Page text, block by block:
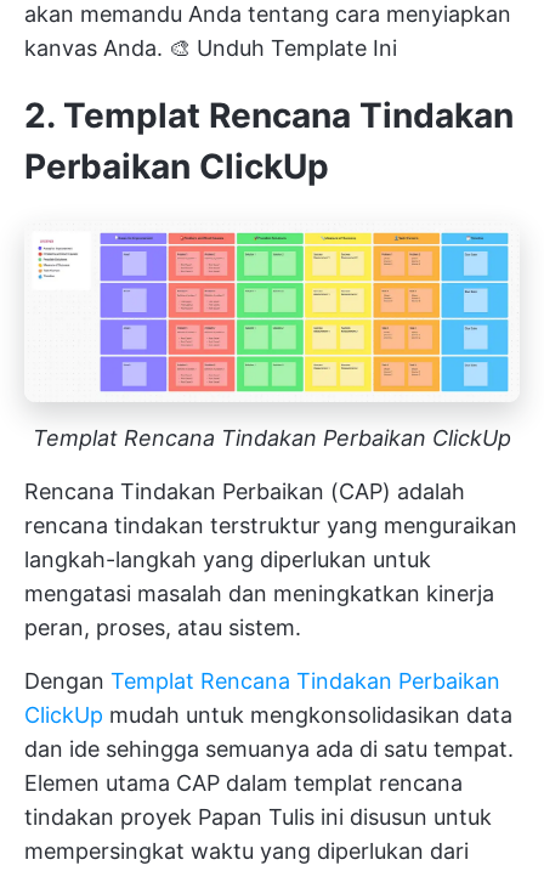
akan memandu Anda tentang cara menyiapkan
kanvas Anda. 🎨 Unduh Template Ini
2. Templat Rencana Tindakan
Perbaikan ClickUp
Templat Rencana Tindakan Perbaikan ClickUp
Rencana Tindakan Perbaikan (CAP) adalah
rencana tindakan terstruktur yang menguraikan
langkah-langkah yang diperlukan untuk
mengatasi masalah dan meningkatkan kinerja
peran, proses, atau sistem.
Dengan Templat Rencana Tindakan Perbaikan
ClickUp mudah untuk mengkonsolidasikan data
dan ide sehingga semuanya ada di satu tempat.
Elemen utama CAP dalam templat rencana
tindakan proyek Papan Tulis ini disusun untuk
mempersingkat waktu yang diperlukan dari